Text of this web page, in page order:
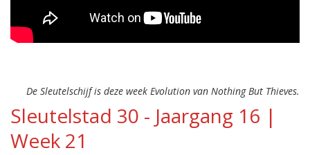
De Sleutelschijf is deze week Evolution van Nothing But Thieves.
Sleutelstad 30 - Jaargang 16 |
Week 21